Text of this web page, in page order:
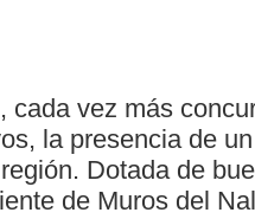
vez más
la presencia de
Dotada de
de Muros del